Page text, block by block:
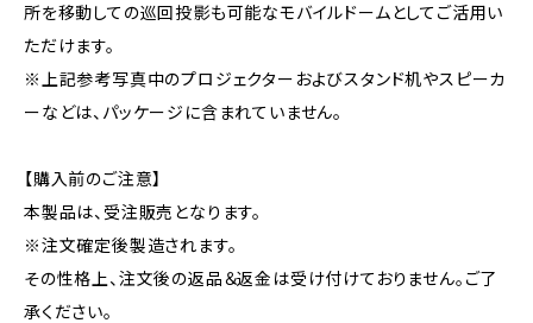
所を移動しての巡回投影も可能なモバイルドームとしてご活用い
ただけます。
※上記参考写真中のプロジェクターおよびスタンド机やスピーカ
ーなどは、パッケージに含まれていません。
【購入前のご注意】
本製品は、受注販売となります。
※注文確定後製造されます。
その性格上、注文後の返品＆返金は受け付けておりません。ご了
承ください。